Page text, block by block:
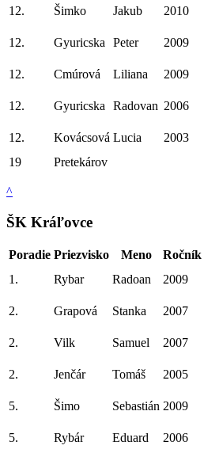
12. Šimko Jakub 2010
12. Gyuricska Peter 2009
12. Cmúrová Liliana 2009
12. Gyuricska Radovan 2006
12. Kovácsová Lucia 2003
19
Pretekárov
^
ŠK Kráľovce
Poradie Priezvisko Meno Ročník
1.
Rybar Radoan 2009
2. Grapová Stanka 2007
2. Vilk Samuel 2007
2. Jenčár Tomáš 2005
5. Šimo Sebastián 2009
5. Rybár Eduard 2006